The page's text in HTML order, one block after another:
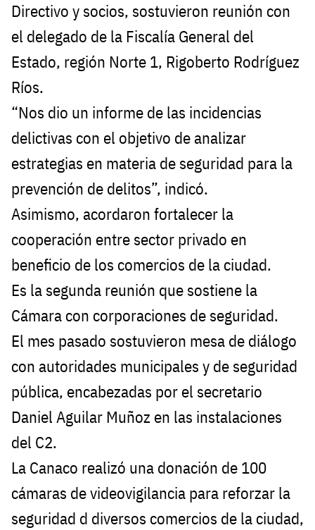
Directivo y socios, sostuvieron reunión con
el delegado de la Fiscalía General del
Estado, región Norte 1, Rigoberto Rodríguez
Ríos.
“Nos dio un informe de las incidencias
delictivas con el objetivo de analizar
estrategias en materia de seguridad para la
prevención de delitos”, indicó.
Asimismo, acordaron fortalecer la
cooperación entre sector privado en
beneficio de los comercios de la ciudad.
Es la segunda reunión que sostiene la
Cámara con corporaciones de seguridad.
El mes pasado sostuvieron mesa de diálogo
con autoridades municipales y de seguridad
pública, encabezadas por el secretario
Daniel Aguilar Muñoz en las instalaciones
del C2.
La Canaco realizó una donación de 100
cámaras de videovigilancia para reforzar la
seguridad d diversos comercios de la ciudad,